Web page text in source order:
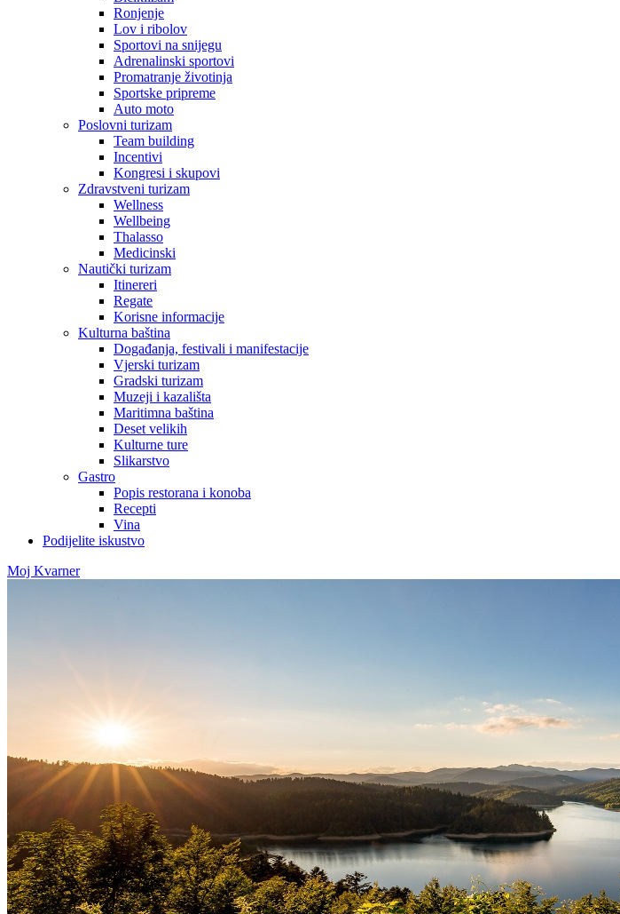
Ronjenje
Lov i ribolov
Sportovi na snijegu
Adrenalinski sportovi
Promatranje životinja
Sportske pripreme
Auto moto
Poslovni turizam
Team building
Incentivi
Kongresi i skupovi
Zdravstveni turizam
Wellness
Wellbeing
Thalasso
Medicinski
Nautički turizam
Itinereri
Regate
Korisne informacije
Kulturna baština
Događanja, festivali i manifestacije
Vjerski turizam
Gradski turizam
Muzeji i kazališta
Maritimna baština
Deset velikih
Kulturne ture
Slikarstvo
Gastro
Popis restorana i konoba
Recepti
Vina
Podijelite iskustvo
Moj Kvarner